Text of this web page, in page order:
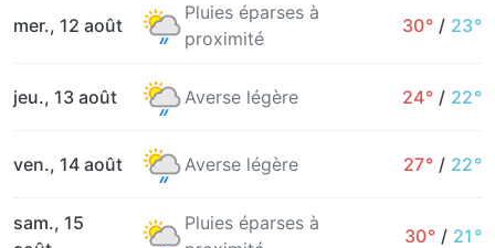
mer., 12 août
Pluies éparses à
proximité
30° / 23°
jeu., 13 août Averse légère 24° / 22°
ven., 14 août Averse légère 27° / 22°
sam., 15
Pluies éparses à
30° / 21°